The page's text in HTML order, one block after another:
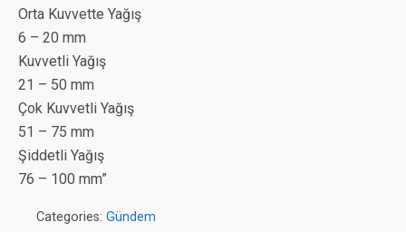
Orta Kuvvette Yağış
6 – 20 mm
Kuvvetli Yağış
21 – 50 mm
Çok Kuvvetli Yağış
51 – 75 mm
Şiddetli Yağış
76 – 100 mm”
Categories: Gündem